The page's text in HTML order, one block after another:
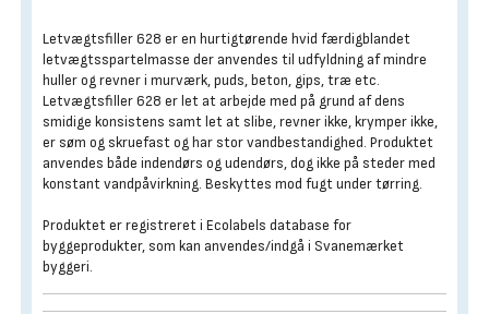
Letvægtsfiller 628 er en hurtigtørende hvid færdigblandet
letvægtsspartelmasse der anvendes til udfyldning af mindre
huller og revner i murværk, puds, beton, gips, træ etc.
Letvægtsfiller 628 er let at arbejde med på grund af dens
smidige konsistens samt let at slibe, revner ikke, krymper ikke,
er søm og skruefast og har stor vandbestandighed. Produktet
anvendes både indendørs og udendørs, dog ikke på steder med
konstant vandpåvirkning. Beskyttes mod fugt under tørring.
Produktet er registreret i Ecolabels database for
byggeprodukter, som kan anvendes/indgå i Svanemærket
byggeri.